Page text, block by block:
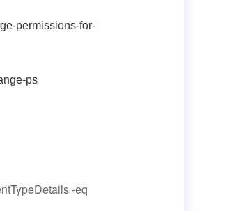
permissions-for-
ps
-eq